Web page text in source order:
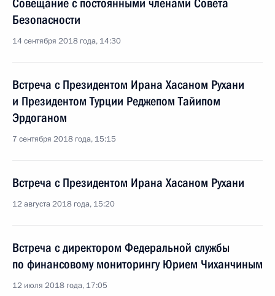
Совещание с постоянными членами Совета
Безопасности
14 сентября 2018 года, 14:30
Встреча с Президентом Ирана Хасаном Рухани
и Президентом Турции Реджепом Тайипом
Эрдоганом
7 сентября 2018 года, 15:15
Встреча с Президентом Ирана Хасаном Рухани
12 августа 2018 года, 15:20
Встреча с директором Федеральной службы
по финансовому мониторингу Юрием Чиханчиным
12 июля 2018 года, 17:05